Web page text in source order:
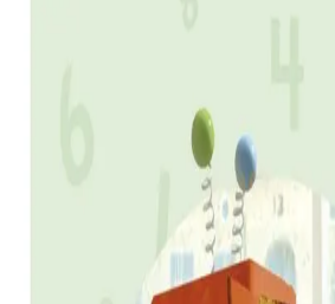
ISBN: 9788202669003
Matematikk 2A fra
Cappelen Damm
Lærerveiledning